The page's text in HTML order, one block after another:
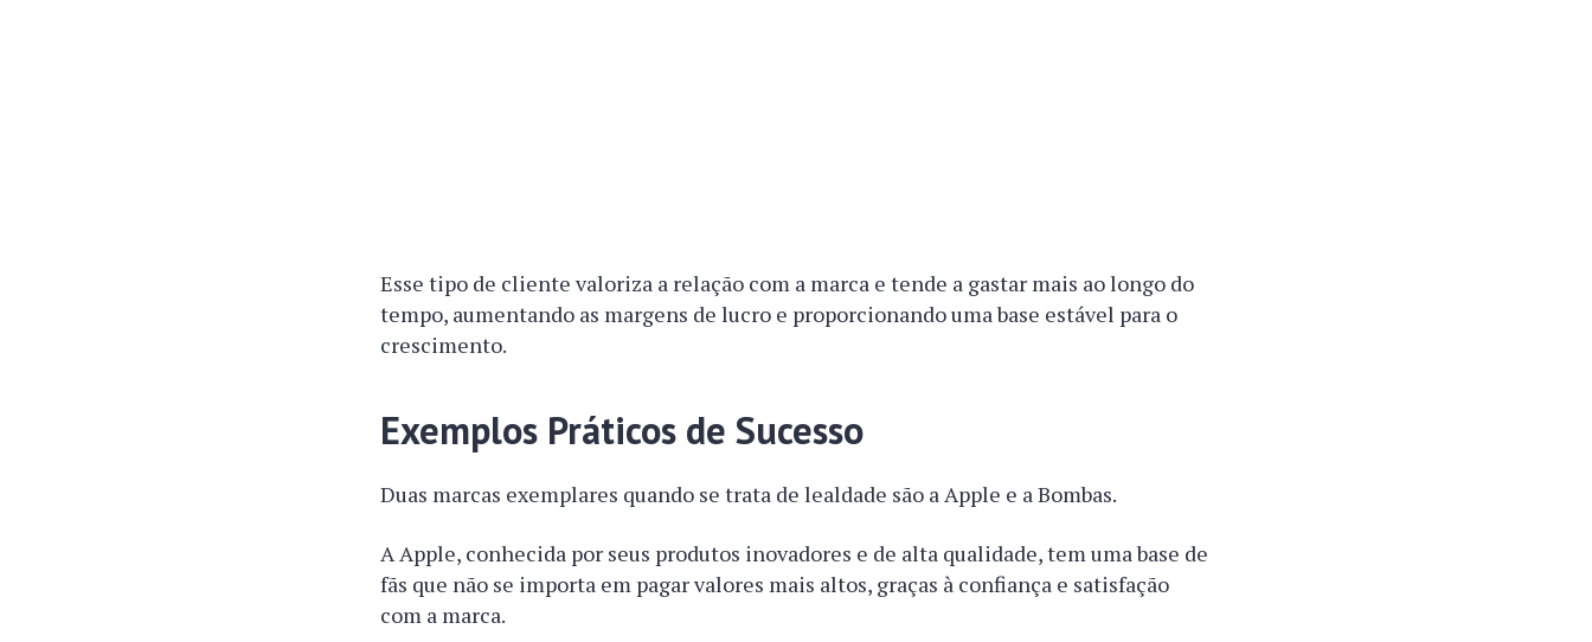
Esse tipo de cliente valoriza a relação com a marca e tende a gastar mais ao longo do
tempo, aumentando as margens de lucro e proporcionando uma base estável para o
crescimento.
Exemplos Práticos de Sucesso
Duas marcas exemplares quando se trata de lealdade são a Apple e a Bombas.
A Apple, conhecida por seus produtos inovadores e de alta qualidade, tem uma base de
fãs que não se importa em pagar valores mais altos, graças à confiança e satisfação
com a marca.